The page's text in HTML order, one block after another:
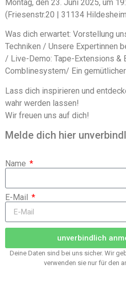
Montag, den 23. Juni 2025, um
(Friesenstr.20 | 31134
Was dich erwartet: Vorstellung
Techniken / Unsere Expertinnen
/ Live-Demo: Tape-Extensions &
Comblinesystem/ Ein
Lass dich inspirieren und
wahr werden lassen!
Wir freuen uns auf dich!
Melde dich hier
Name
E-Mail
unverbindlich
Deine Daten sind bei uns sicher. Wir
verwenden sie nur für den